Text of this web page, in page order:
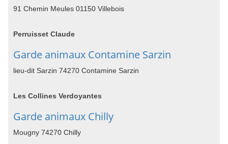
91 Chemin Meules 01150 Villebois
Perruisset Claude
Garde animaux Contamine Sarzin
lieu-dit Sarzin 74270 Contamine Sarzin
Les Collines Verdoyantes
Garde animaux Chilly
Mougny 74270 Chilly